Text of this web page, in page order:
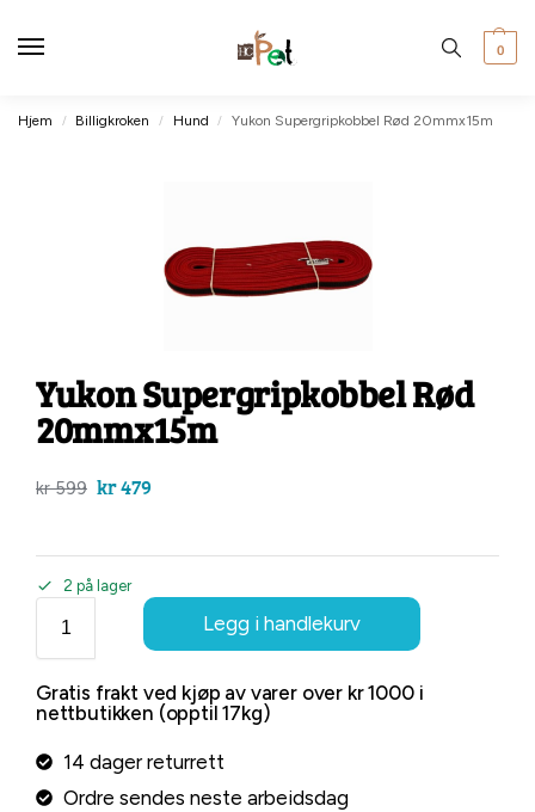
0
Hjem / Billigkroken / Hund / Yukon Supergripkobbel Rød 20mmx15m
Yukon Supergripkobbel Rød
20mmx15m
kr599 kr479
2 på lager
Legg i handlekurv
Gratis frakt ved kjøp av varer over kr 1000 i
nettbutikken (opptil 17kg)
14 dager returrett
Ordre sendes neste arbeidsdag